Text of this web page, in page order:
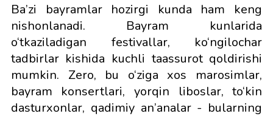
Ba’zi bayramlar hozirgi kunda ham keng
nishonlanadi. Bayram kunlarida
o‘tkaziladigan festivallar, ko‘ngilochar
tadbirlar kishida kuchli taassurot qoldirishi
mumkin. Zero, bu o‘ziga xos marosimlar,
bayram konsertlari, yorqin liboslar, to‘kin
dasturxonlar, qadimiy an’analar - bularning